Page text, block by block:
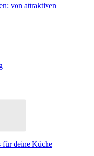
von attraktiven
für deine Küche